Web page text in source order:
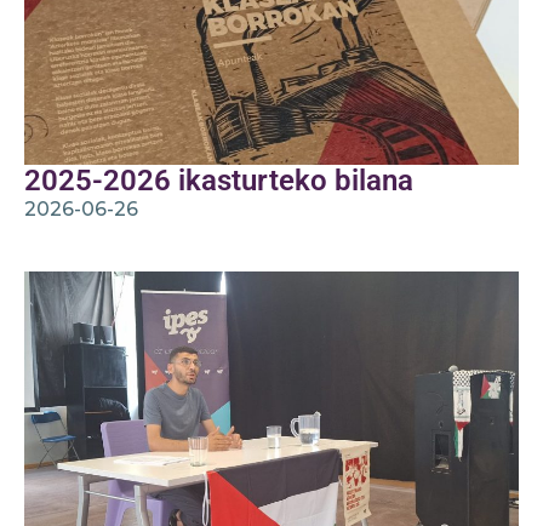
2025-2026 ikasturteko bilana
2026-06-26